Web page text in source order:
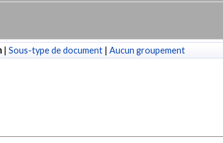
| Sous-type de document | Aucun groupement